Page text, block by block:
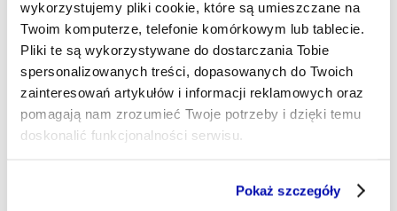
wykorzystujemy pliki cookie, które są umieszczane na
Twoim komputerze, telefonie komórkowym lub tablecie.
Pliki te są wykorzystywane do dostarczania Tobie
spersonalizowanych treści, dopasowanych do Twoich
zainteresowań artykułów i informacji reklamowych oraz
pomagają nam zrozumieć Twoje potrzeby i dzięki temu
doskonalić funkcjonalności serwisu.
Pokaż szczegóły
w
2025 r. padł kolejny rekord , aco dziesiąta
nowa działalność gospodarcza w Polscejest
prowadzona przez obywateli Ukrainy.
Dominująbudownictwo, IT, usługi i handel.
DaneGUS i Ministerstwa Cyfryzacji
2025 r. urodziło się 18 170